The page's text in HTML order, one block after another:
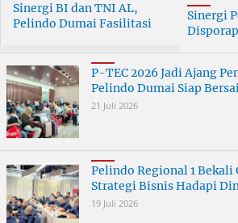
Sinergi BI dan TNI AL,
Pelindo Dumai Fasilitasi
Sinergi
P-TEC 2026 Jadi Ajang
Pelindo Dumai Siap
21 Juli 2026
Pelindo Regional 1 Bekali
Strategi Bisnis Hadapi
19 Juli 2026